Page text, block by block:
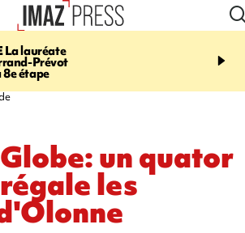
La lauréate
Prévot
étape
20:17
routière, concours de
un quator
les